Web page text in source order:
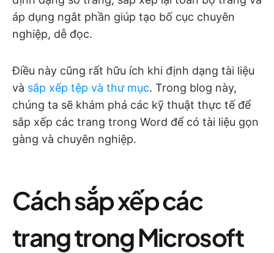
áp dụng ngắt phần giúp tạo bố cục chuyên
nghiệp, dễ đọc.
Điều này cũng rất hữu ích khi định dạng tài liệu
và sắp xếp tệp và thư mục. Trong blog này,
chúng ta sẽ khám phá các kỹ thuật thực tế để
sắp xếp các trang trong Word để có tài liệu gọn
gàng và chuyên nghiệp.
Cách sắp xếp các
trang trong Microsoft